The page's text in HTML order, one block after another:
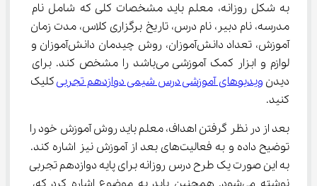
به شکل روزانه، معلم باید مشخصات کلی که شامل نام
مدرسه، نام دبیر، نام درس، تاریخ برگزاری کلاس، مدت زمان
آموزش، تعداد دانش‌آموزان، روش چیدمان دانش‌آموزان و
لوازم و ابزار کمک آموزشی می‌باشد را مشخص کند. برای
دیدن ویدیوهای آموزشی درس شیمی دوازدهم تجربی کلیک
کنید.
بعد از در نظر گرفتن اهداف، معلم باید روش آموزش خود را
توضیح داده و به فعالیت‌های بعد از آموزش نیز اشاره کند.
به این صورت یک طرح درس روزانه برای پایه دوازدهم تجربی